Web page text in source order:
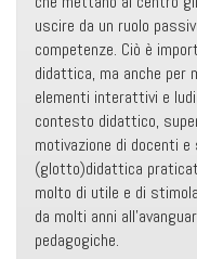
uscire da un ruolo
competenze. Ciò è
didattica, ma anche per
elementi interattivi e
contesto didattico,
motivazione di docenti
(glotto)didattica
molto di utile e di
da molti anni
pedagogiche.